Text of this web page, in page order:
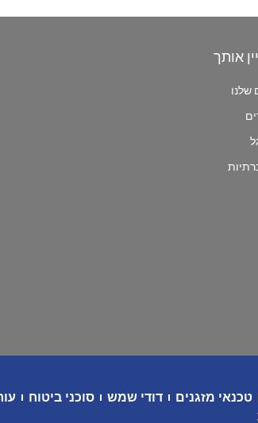
אותך
שלנו
טכנאי מזגנים דודי שמש סוכני ביטוח